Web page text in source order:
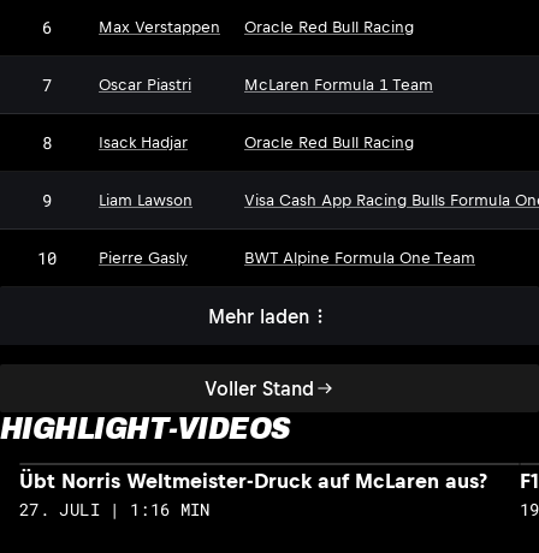
Voller Stand
6 Max Verstappen Oracle Red Bull Racing
7 Oscar Piastri McLaren Formula 1 Team
8 Isack Hadjar Oracle Red Bull Racing
9 Liam Lawson Visa Cash App Racing Bulls Formula
10 Pierre Gasly BWT Alpine Formula One Team
Mehr laden
HIGHLIGHT-VIDEOS
Übt Norris Weltmeister-Druck auf McLaren aus?
27. JULI | 1:16 MIN